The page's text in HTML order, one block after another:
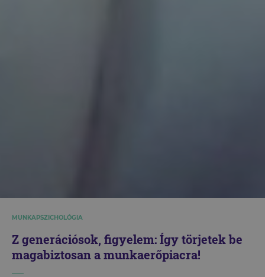
MUNKAPSZICHOLÓGIA
Z generációsok, figyelem: Így törjetek be
magabiztosan a munkaerőpiacra!